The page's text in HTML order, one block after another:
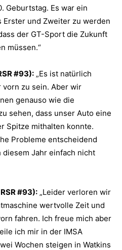
Geburtstag. Es war ein
Erster und Zweiter zu werden
der GT-Sport die Zukunft
müssen.“
#93): „Es ist natürlich
zu sein. Aber wir
genauso wie die
sehen, dass unser Auto eine
Spitze mithalten konnte.
Probleme entscheidend
Jahr einfach nicht
#93): „Leider verloren wir
wertvolle Zeit und
fahren. Ich freue mich aber
ich mir in der IMSA
Wochen steigen in Watkins